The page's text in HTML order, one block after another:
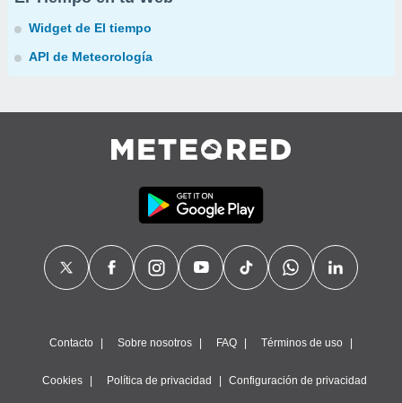
Widget de El tiempo
API de Meteorología
Contacto Sobre nosotros FAQ Términos de uso
Cookies Política de privacidad Configuración de privacidad